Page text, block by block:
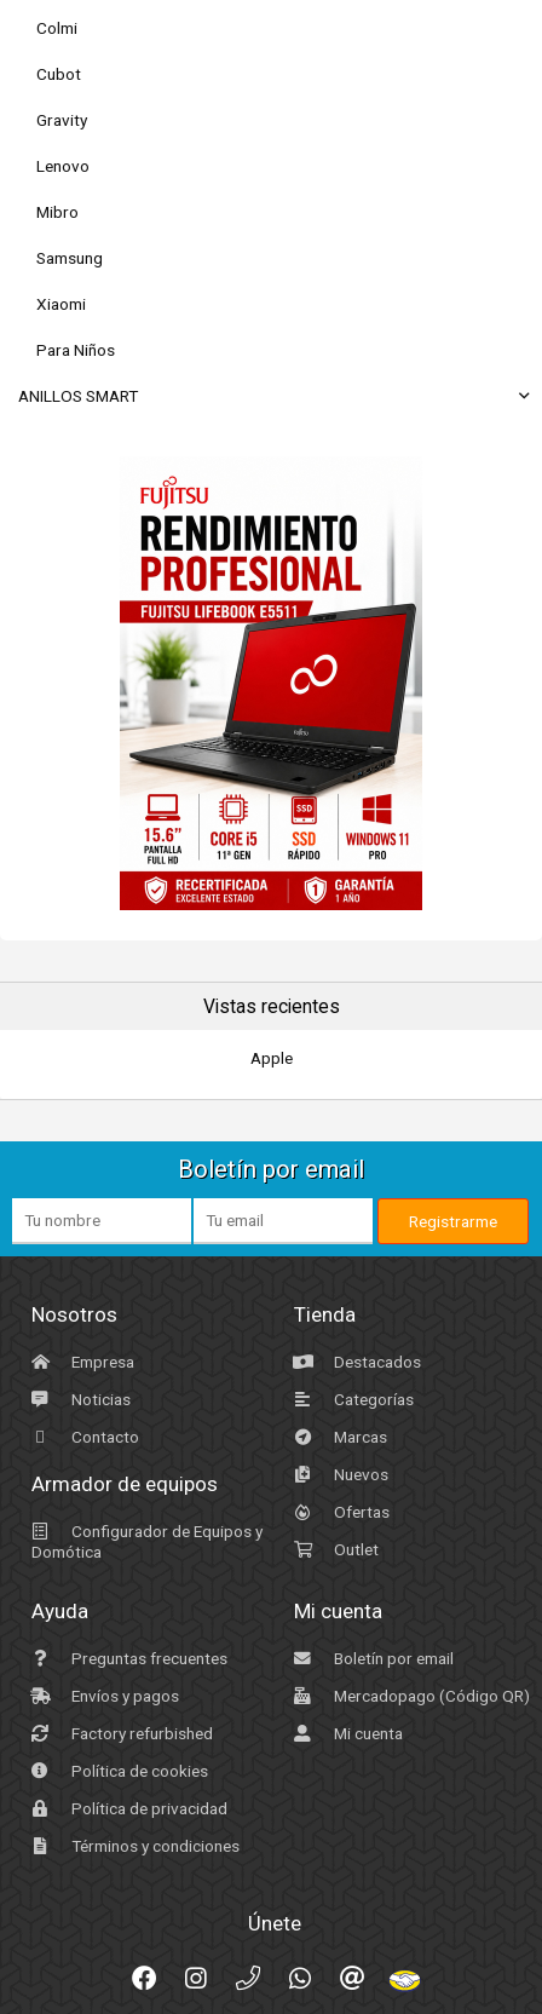
Colmi
Cubot
Gravity
Lenovo
Mibro
Samsung
Xiaomi
Para Niños
ANILLOS SMART
Vistas recientes
Apple
Boletín por email
Nosotros
Empresa
Noticias
Contacto
Armador de equipos
Configurador de Equipos y
Domótica
Tienda
Destacados
Categorías
Marcas
Nuevos
Ofertas
Outlet
Ayuda
Preguntas frecuentes
Envíos y pagos
Factory refurbished
Política de cookies
Política de privacidad
Términos y condiciones
Mi cuenta
Boletín por email
Mercadopago (Código QR)
Mi cuenta
Únete